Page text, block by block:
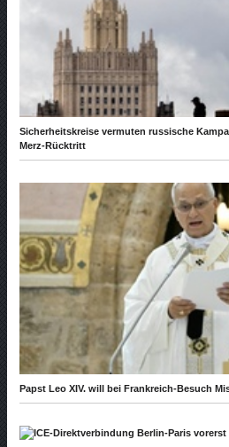
Sicherheitskreise vermuten russische
Merz-Rücktritt
Papst Leo XIV. will bei Frankreich-Besuch